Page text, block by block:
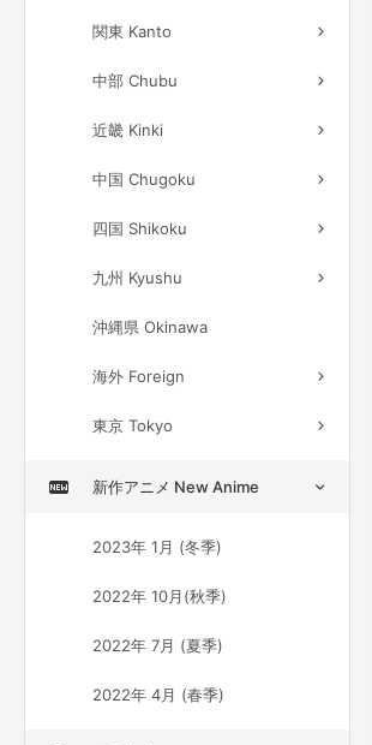
関東 Kanto
中部 Chubu
近畿 Kinki
中国 Chugoku
四国 Shikoku
九州 Kyushu
沖縄県 Okinawa
海外 Foreign
東京 Tokyo
新作アニメ New Anime
2023年 1月 (冬季)
2022年 10月(秋季)
2022年 7月 (夏季)
2022年 4月 (春季)